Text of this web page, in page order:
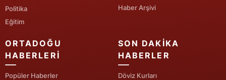
Zonguldak
Politika
Eğitim
Haber Arşivi
ORTADOĞU
HABERLERI
Popüler Haberler
SON DAKIKA
HABERLER
Döviz Kurları